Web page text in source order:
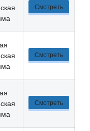
Смотреть
Смотреть
Смотреть